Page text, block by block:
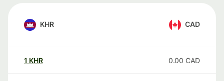
KHR CAD
1 KHR 0.00 CAD